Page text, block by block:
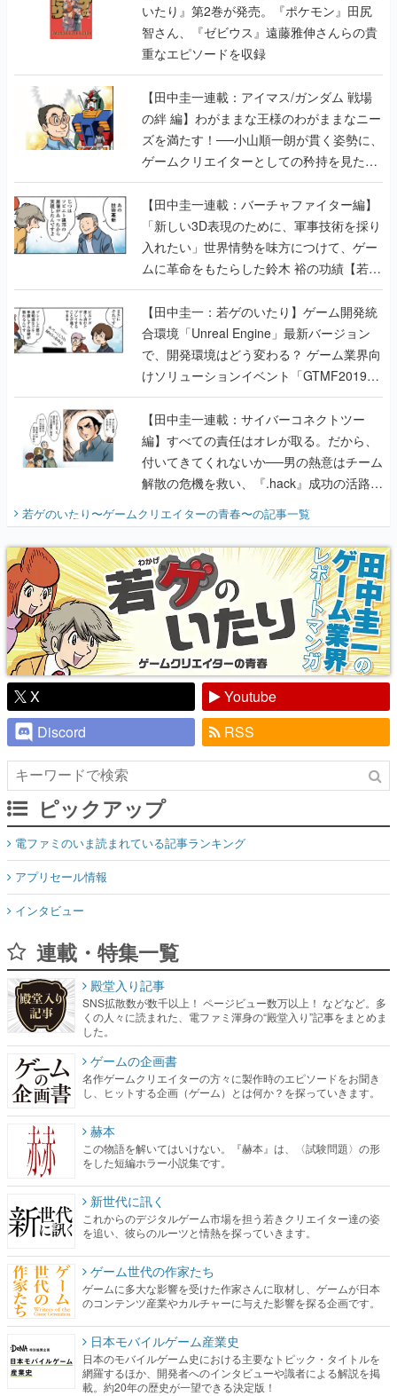
いたり』第2巻が発売。『ポケモン』田尻
智さん、『ゼビウス』遠藤雅伸さんらの貴
重なエピソードを収録
【田中圭一連載：アイマス/ガンダム 戦場
の絆 編】わがままな王様のわがままなニー
ズを満たす！──小山順一朗が貫く姿勢に、
ゲームクリエイターとしての矜持を見た
【若ゲのいたり最終回】
【田中圭一連載：バーチャファイター編】
「新しい3D表現のために、軍事技術を採り
入れたい」世界情勢を味方につけて、ゲー
ムに革命をもたらした鈴木 裕の功績【若ゲ
のいたり】
【田中圭一：若ゲのいたり】ゲーム開発統
合環境「Unreal Engine」最新バージョン
で、開発環境はどう変わる？ ゲーム業界向
けソリューションイベント「GTMF2019」
に行って、より理解を深めよう【PR】
【田中圭一連載：サイバーコネクトツー
編】すべての責任はオレが取る。だから、
付いてきてくれないか──男の熱意はチーム
解散の危機を救い、『.hack』成功の活路を
開く。業界の快男児・松山 洋に流れる血は
『少年ジャンプ』色だった【若ゲのいた
り】
若ゲのいたり〜ゲームクリエイターの青春〜の記事一覧
X
Youtube
Discord
RSS
ピックアップ
電ファミのいま読まれている記事ランキング
アプリセール情報
インタビュー
連載・特集一覧
殿堂入り記事
SNS拡散数が数千以上！ ページビュー数万以上！ などなど。多
くの人々に読まれた、電ファミ渾身の“殿堂入り”記事をまとめま
した。
ゲームの企画書
名作ゲームクリエイターの方々に製作時のエピソードをお聞き
し、ヒットする企画（ゲーム）とは何か？を探っていきます。
赫本
この物語を解いてはいけない。『赫本』は、〈試験問題〉の形
をした短編ホラー小説集です。
新世代に訊く
これからのデジタルゲーム市場を担う若きクリエイター達の姿
を追い、彼らのルーツと情熱を探っていきます。
ゲーム世代の作家たち
ゲームに多大な影響を受けた作家さんに取材し、ゲームが日本
のコンテンツ産業やカルチャーに与えた影響を探る企画です。
日本モバイルゲーム産業史
日本のモバイルゲーム史における主要なトピック・タイトルを
網羅するほか、開発者へのインタビューや識者による解説を掲
載。約20年の歴史が一望できる決定版！